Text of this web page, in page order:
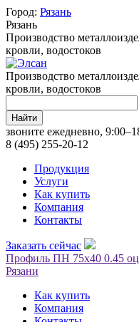
Город: Рязань
Рязань
Производство
кровли, водостоков
Производство
кровли, водостоков
Найти
звоните ежедневно,
8 (495) 255-20-12
Продукция
Услуги
Как купить
Компания
Контакты
Заказать сейчас
Профиль ПН 75х40 0.45
Рязани
Как купить
Компания